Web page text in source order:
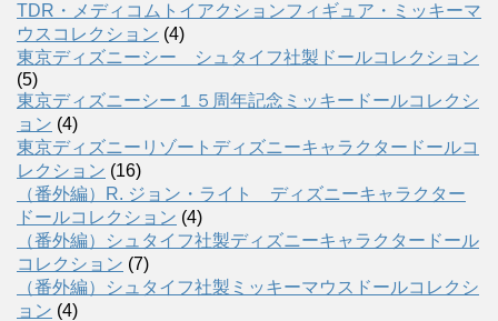
TDR・メディコムトイアクションフィギュア・ミッキーマ
ウスコレクション (4)
東京ディズニーシー シュタイフ社製ドールコレクション
(5)
東京ディズニーシー１５周年記念ミッキードールコレクシ
ョン (4)
東京ディズニーリゾートディズニーキャラクタードールコ
レクション (16)
（番外編）R. ジョン・ライト ディズニーキャラクター
ドールコレクション (4)
（番外編）シュタイフ社製ディズニーキャラクタードール
コレクション (7)
（番外編）シュタイフ社製ミッキーマウスドールコレクシ
ョン (4)